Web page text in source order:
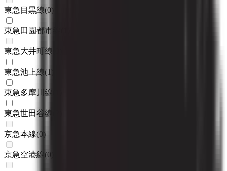
東急目黒線(0)
東急田園都市線
東急大井町線
東急池上線(1
東急多摩川線
東急世田谷線
京急本線(0 )
京急空港線 (0